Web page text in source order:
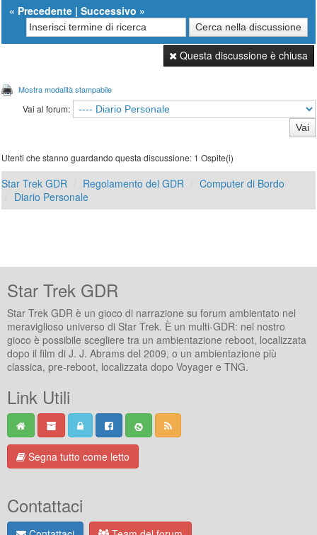
« Precedente |Successivo »
Questa discussione è chiusa
Mostra modalità stampabile
Vai al forum:
Utenti che stanno guardando questa discussione: 1 Ospite(i)
Star Trek GDR Regolamento del GDR
Computer di Bordo
Diario Personale
Star Trek GDR
Star Trek GDR è un gioco di narrazione su forum ambientato nel
meraviglioso universo di Star Trek. È un multi-GDR: nel nostro
gioco è possibile scegliere tra un ambientazione reboot, localizzata
dopo il film di J. J. Abrams del 2009, o un ambientazione più
classica, pre-reboot, localizzata dopo Voyager e TNG.
Link Utili
Segna tutto come letto
Contattaci